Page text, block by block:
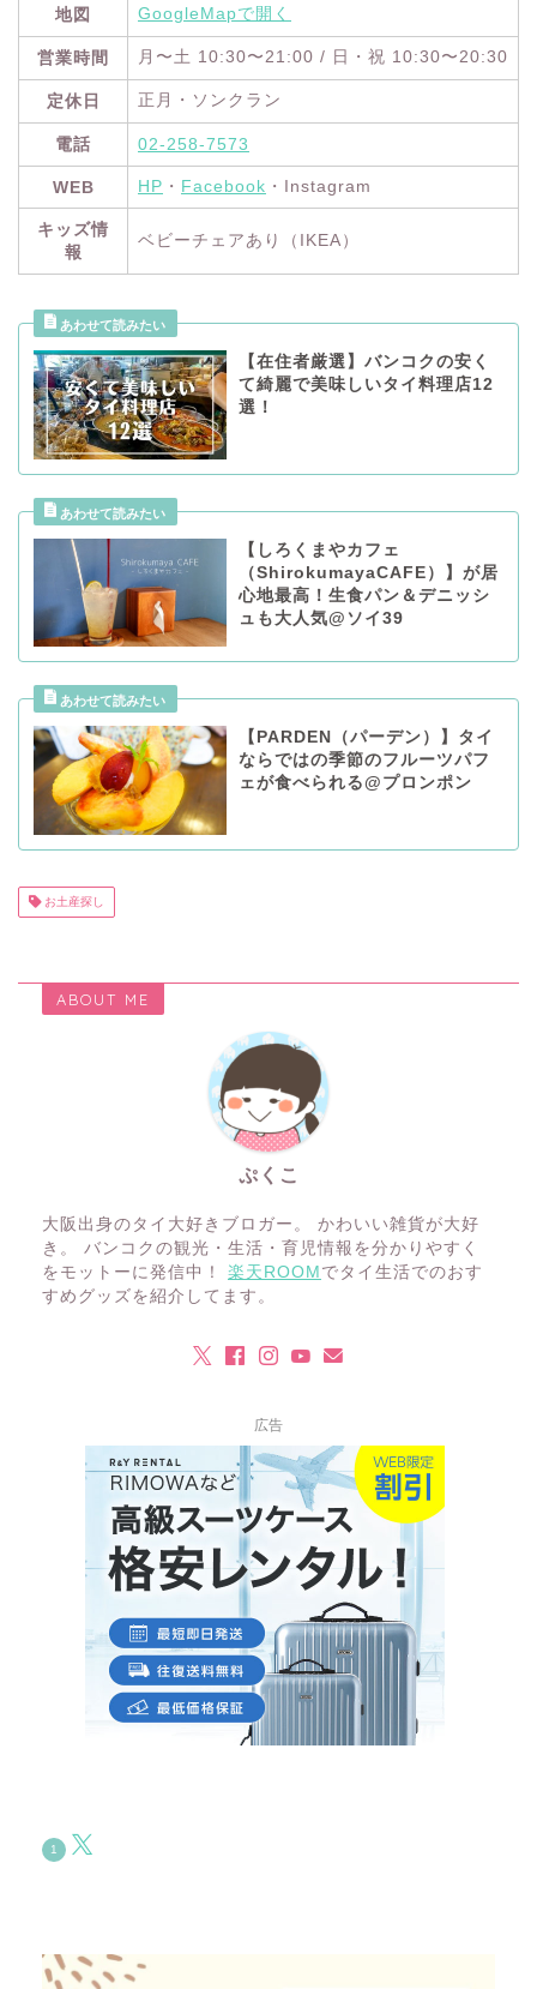
地図 GoogleMapで開く
営業時間 月〜土 10:30〜21:00 / 日・祝 10:30〜20:30
定休日 正月・ソンクラン
電話 02-258-7573
WEB HP ・ Facebook ・Instagram
キッズ情
報
ベビーチェアあり（IKEA）
【在住者厳選】バンコクの安く
て綺麗で美味しいタイ料理店12
選！
【しろくまやカフェ
（ShirokumayaCAFE）】が居
心地最高！生食パン＆デニッシ
ュも大人気@ソイ39
【PARDEN（パーデン）】タイ
ならではの季節のフルーツパフ
ェが食べられる@プロンポン
お土産探し
ABOUT ME
ぷくこ
大阪出身のタイ大好きブロガー。 かわいい雑貨が大好
き。 バンコクの観光・生活・育児情報を分かりやすく
をモットーに発信中！ 楽天ROOM でタイ生活でのおす
すめグッズを紹介してます。
広告